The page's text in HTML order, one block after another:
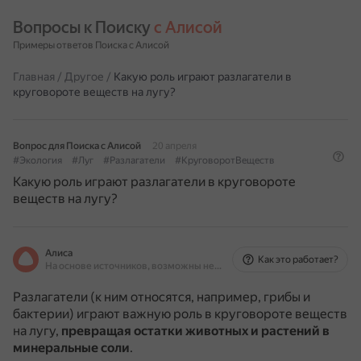
Вопросы к Поиску с Алисой
Примеры ответов Поиска с Алисой
Главная / Другое / Какую роль играют разлагатели в
круговороте веществ на лугу?
Вопрос для Поиска с Алисой
20 апреля
#Экология
#Луг #Разлагатели #КруговоротВеществ
Какую роль играют разлагатели в круговороте
веществ на лугу?
Алиса
На основе источников, возможны неточности
Как это работает?
Разлагатели (к ним относятся, например, грибы и
бактерии) играют важную роль в круговороте веществ
на лугу, превращая остатки животных и растений в
минеральные соли.